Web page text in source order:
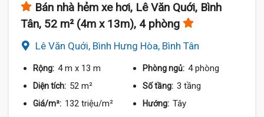
Bán nhà hẻm xe hơi, Lê Văn Quới, Bình
Tân, 52 m² (4m x 13m), 4 phòng
Lê Văn Quới, Bình Hưng Hòa, Bình Tân
Rộng: 4 m x 13 m Phòng ngủ: 4 phòng
Diện tích: 52 m² Số tầng: 3 tầng
Giá/m²: 132 triệu/m² Hướng: Tây